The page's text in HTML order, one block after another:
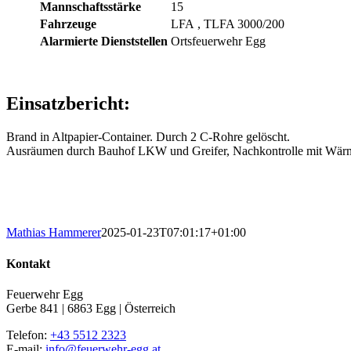
Mannschaftsstärke
15
Fahrzeuge
LFA , TLFA 3000/200
Alarmierte Dienststellen Ortsfeuerwehr Egg
Einsatzbericht:
Brand in Altpapier-Container. Durch 2 C-Rohre gelöscht.
Ausräumen durch Bauhof LKW und Greifer, Nachkontrolle mit
Mathias Hammerer2025-01-23T07:01:17+01:00
Kontakt
Feuerwehr Egg
Gerbe 841 | 6863 Egg | Österreich
Telefon: +43 5512 2323